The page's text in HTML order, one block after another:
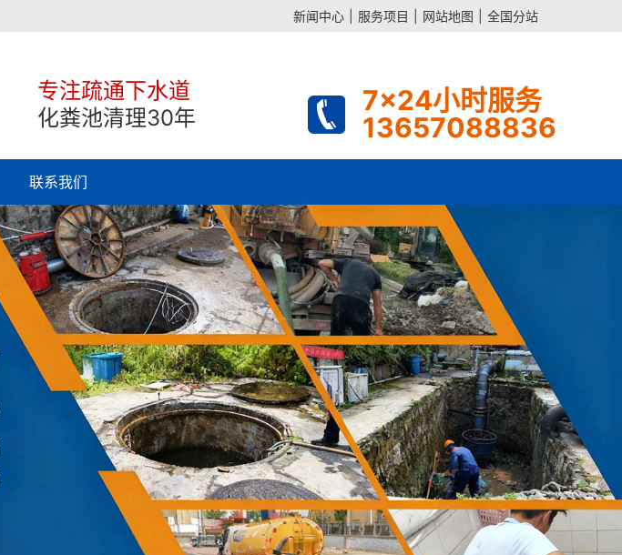
新闻中心 服务项目 网站地图 全国分站
专注疏通下水道
化粪池清理30年
7x24小时服务
13657088836
联系我们